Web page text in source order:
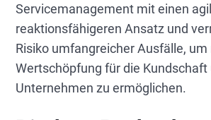
Servicemanagement mit einen
reaktionsfähigeren Ansatz und
Risiko umfangreicher Ausfälle, um
Wertschöpfung für die Kundschaft
Unternehmen zu ermöglichen.